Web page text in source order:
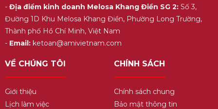
- Địa điểm kinh doanh Melosa Khang Điền SG 2:Số 3,
Đường 1D Khu Melosa Khang Điền, Phường Long Trường,
Thành phố Hồ Chí Minh, Việt Nam
- Email:ketoan@amivietnam.com
VỀ CHÚNG TÔI
Giới thiệu
Lịch làm việc
CHÍNH SÁCH
Chính sách chung
Bảo mật thông tin